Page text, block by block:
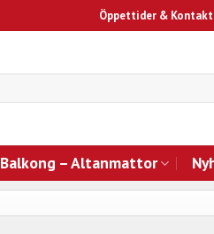
Öppettider & Kontakt
Balkong – Altanmattor